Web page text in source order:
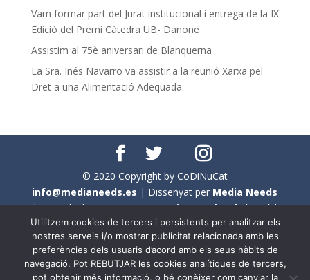
Vam formar part del Jurat institucional i entrega de la IX
Edició del Premi Càtedra UB- Danone
Assistim al 75è aniversari de Blanquerna
La Sra. Inés Navarro va assistir a la reunió Xarxa pel
Dret a una Alimentació Adequada
© 2020 Copyright by CoDiNuCat
info@medianeeds.es | Dissenyat per Media Needs
| Tots els drets reservats aCoDiNuCat |Avís legal|
Avís per cookies
En aquest web s'ha tingut en compte l'ús no sexista del
llenguatge. No obstant això, i a causa de la seva
Utilitzem cookies de tercers i persistents per analitzar els
nostres serveis i/o mostrar publicitat relacionada amb les
preferències dels usuaris d’acord amb els seus hàbits de
navegació. Pot REBUTJAR les cookies analítiques de tercers,
pot obtenir més informació, o bé conèixer com canviar la